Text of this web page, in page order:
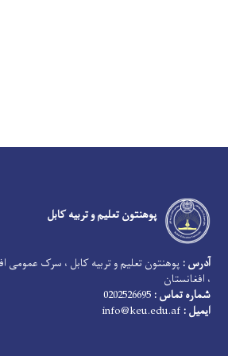
پوهنتون تعلیم و تربیه کابل
آدرس : پوهنتون تعلیم و تربیه کابل ، سرک عمومی
، افغانستان
شماره تماس :
ایمیل :